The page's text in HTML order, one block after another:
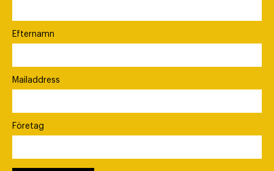
Efternamn
Mailaddress
Företag